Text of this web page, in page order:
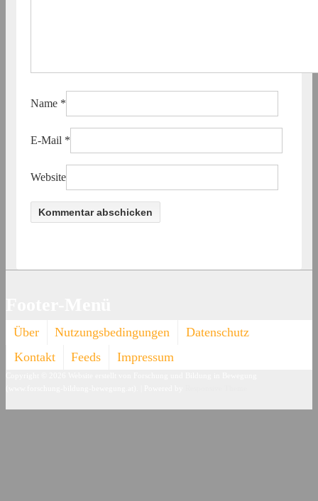
Name *
E-Mail *
Website
Über Nutzungsbedingungen
Datenschutz
Kontakt
Feeds Impressum